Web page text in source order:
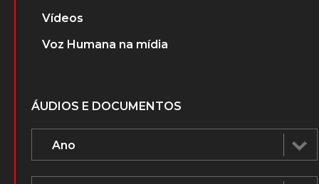
Vídeos
Voz Humana na mídia
ÁUDIOS E DOCUMENTOS